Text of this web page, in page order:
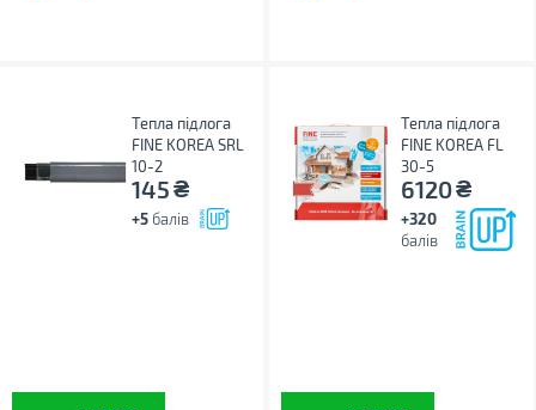
Тепла підлога
FINE KOREA SRL
10-2
145₴
+5 балів
Тепла підлога
FINE KOREA FL
30-5
6120₴
+320
балів